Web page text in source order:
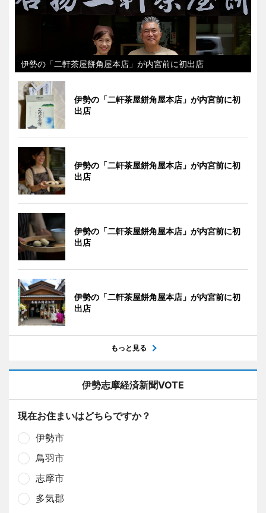
伊勢の「二軒茶屋餅角屋本店」が内宮前に初出店
伊勢の「二軒茶屋餅角屋本店」が内宮前に初
出店
伊勢の「二軒茶屋餅角屋本店」が内宮前に初
出店
伊勢の「二軒茶屋餅角屋本店」が内宮前に初
出店
伊勢の「二軒茶屋餅角屋本店」が内宮前に初
出店
もっと見る
伊勢志摩経済新聞VOTE
現在お住まいはどちらですか？
伊勢市
鳥羽市
志摩市
多気郡